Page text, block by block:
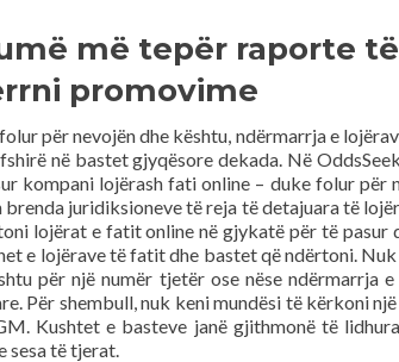
më tepër raporte
promovime
për nevojën dhe kështu, ndërmarrja e
në bastet gjyqësore dekada. Në
kompani lojërash fati online – duke folur për
brenda juridiksioneve të reja të detajuara të
lojërat e fatit online në gjykatë për të pasur
e lojërave të fatit dhe bastet që ndërtoni.
për një numër tjetër ose nëse
Për shembull, nuk keni mundësi të kërkoni
Kushtet e basteve janë gjithmonë të
sesa të tjerat.